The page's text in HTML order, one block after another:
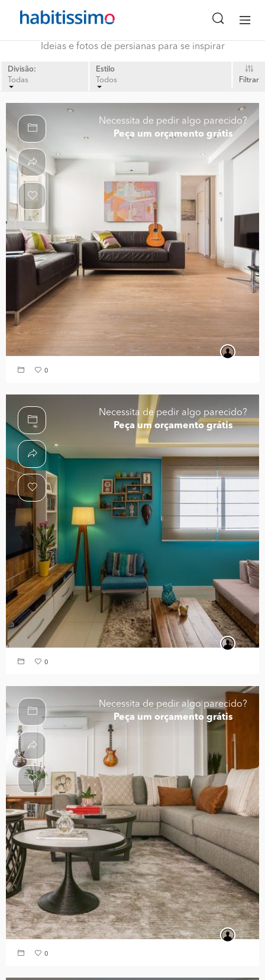
Ideias e fotos de persianas para se inspirar
Divisão:
Todas
Estilo
Todos
Filtrar
Necessita de pedir algo parecido?
Peça um orçamento grátis
0
Necessita de pedir algo parecido?
Peça um orçamento grátis
0
Necessita de pedir algo parecido?
Peça um orçamento grátis
0